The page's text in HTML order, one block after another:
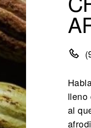
lleno
al